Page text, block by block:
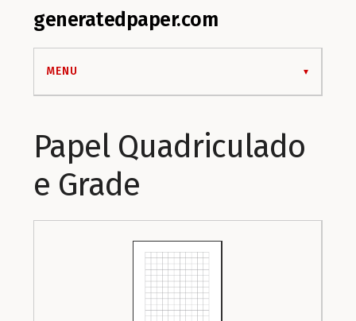
generatedpaper.com
MENU
Papel Quadriculado
e Grade